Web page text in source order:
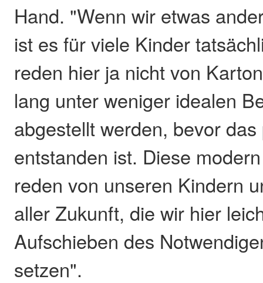
Hand. "Wenn wir etwas
ist es für viele Kinder
reden hier ja nicht von
lang unter weniger idealen
abgestellt werden, bevor
entstanden ist. Diese
reden von unseren Kindern
aller Zukunft, die wir hier
Aufschieben des
setzen".